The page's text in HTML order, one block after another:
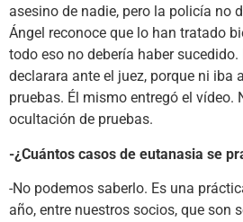
asesino de nadie, pero la policía no
Ángel reconoce que lo han tratado
todo eso no debería haber
declarara ante el juez, porque ni iba
pruebas. Él mismo entregó el vídeo.
ocultación de pruebas.
-¿Cuántos casos de eutanasia se
-No podemos saberlo. Es una
año, entre nuestros socios, que son